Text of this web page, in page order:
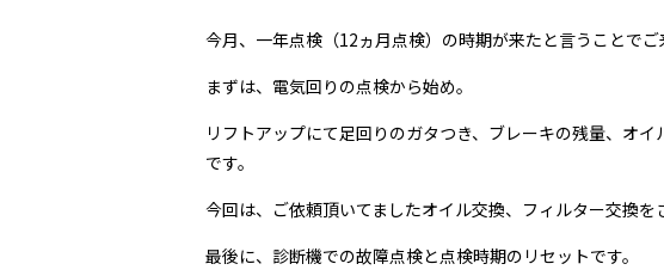
今月、一年点検（12ヵ月点検）の時期が来たと言うことでご
まずは、電気回りの点検から始め。
リフトアップにて足回りのガタつき、ブレーキの残量、オ
です。
今回は、ご依頼頂いてましたオイル交換、フィルター交換を
最後に、診断機での故障点検と点検時期のリセットです。